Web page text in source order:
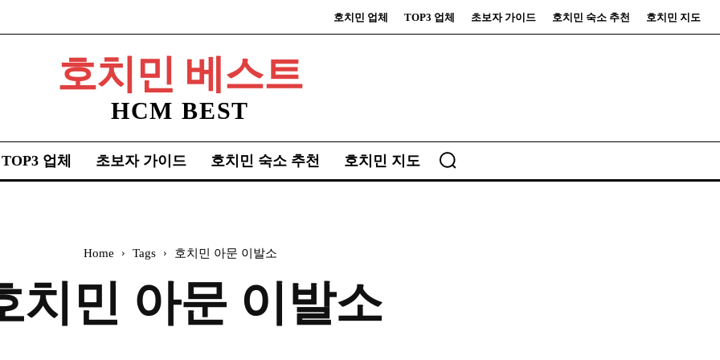
호치민 업체 TOP3 업체 초보자 가이드 호치민 숙소 추천 호치민 지도
호치민 베스트
HCM BEST
TOP3 업체 초보자 가이드 호치민 숙소 추천 호치민 지도
Home Tags 호치민 아문 이발소
치민 아문 이발소